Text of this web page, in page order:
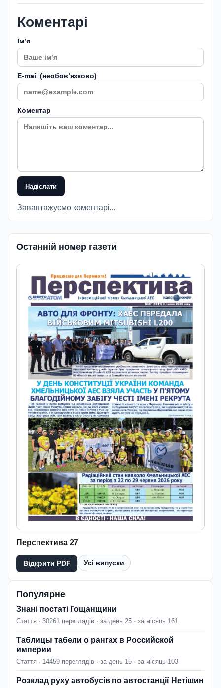
Коментарі
Імʼя
E-mail (необовʼязково)
Коментар
Надіслати
Завантажуємо коментарі...
Останній номер газети
Перспектива 27
Відкрити PDF Усі випуски
Популярне
Знані постаті Гощанщини
Стаття · 30261 переглядів · за день 25 · за місяць 161
Таблицы табели о рангах в Российской
империи
Стаття · 14459 переглядів · за день 15 · за місяць 103
Розклад руху автобусів по автостанції Нетішин